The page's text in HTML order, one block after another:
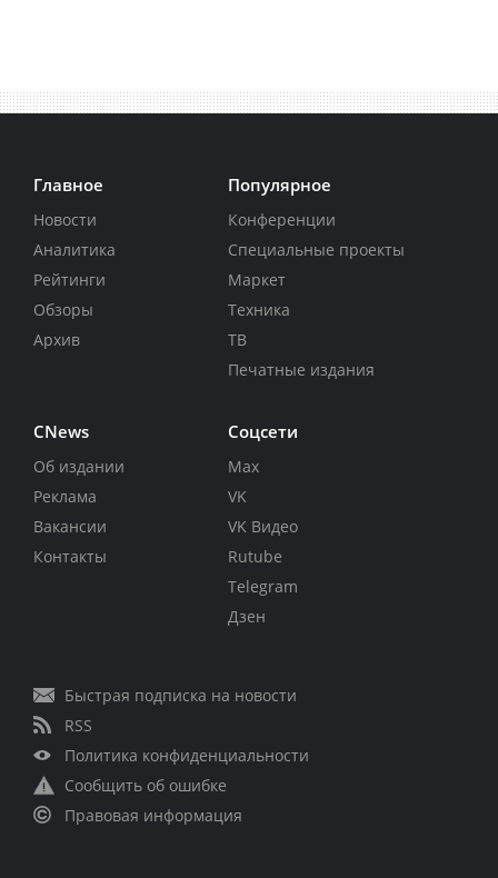
Главное
Новости
Аналитика
Рейтинги
Обзоры
Архив
Популярное
Конференции
Специальные проекты
Маркет
Техника
ТВ
Печатные издания
CNews
Об издании
Реклама
Вакансии
Контакты
Соцсети
Max
VK
VK Видео
Rutube
Telegram
Дзен
Быстрая подписка на новости
RSS
Политика конфиденциальности
Сообщить об ошибке
Правовая информация